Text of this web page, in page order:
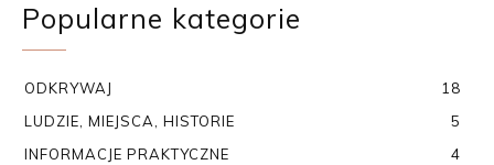
Popularne kategorie
ODKRYWAJ
18
LUDZIE, MIEJSCA, HISTORIE
5
INFORMACJE PRAKTYCZNE
4